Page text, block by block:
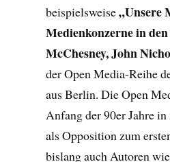
beispielsweise„Unsere
Medienkonzerne in
McChesney, John
der Open Media-Reihe
aus Berlin. Die Open
Anfang der 90er Jahre
als Opposition zum
bislang auch Autoren